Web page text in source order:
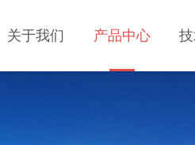
关于我们 产品中心